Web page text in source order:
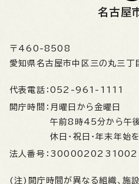
名古屋
〒460-8508
愛知県名古屋市中区三の丸三丁
代表電話： 052-961-1111
開庁時間： 月曜日から金曜日
午前8時45分から午
休日・祝日・年末年始
法人番号： 3000020231002
(注)開庁時間が異なる組織、施